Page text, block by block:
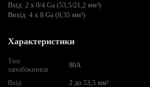
Вхід: 2 x 0/4 Ga (53,5/21,2 мм²)
Вихід: 4 x 8 Ga (8,35 мм²)
Характеристики
Тип
запобіжників
80А
Вхід
2 до 53,5 мм²